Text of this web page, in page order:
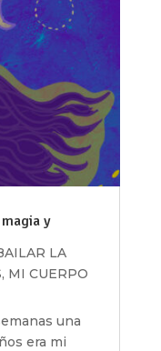
y
LA
, MI CUERPO
una
era mi